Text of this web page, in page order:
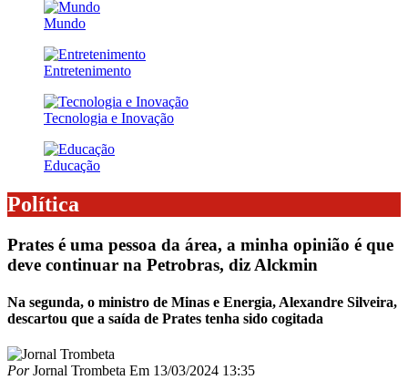
Mundo
Entretenimento
Tecnologia e Inovação
Educação
Política
Prates é uma pessoa da área, a minha opinião é que
deve continuar na Petrobras, diz Alckmin
Na segunda, o ministro de Minas e Energia, Alexandre Silveira,
descartou que a saída de Prates tenha sido cogitada
PorJornal Trombeta Em 13/03/2024 13:35